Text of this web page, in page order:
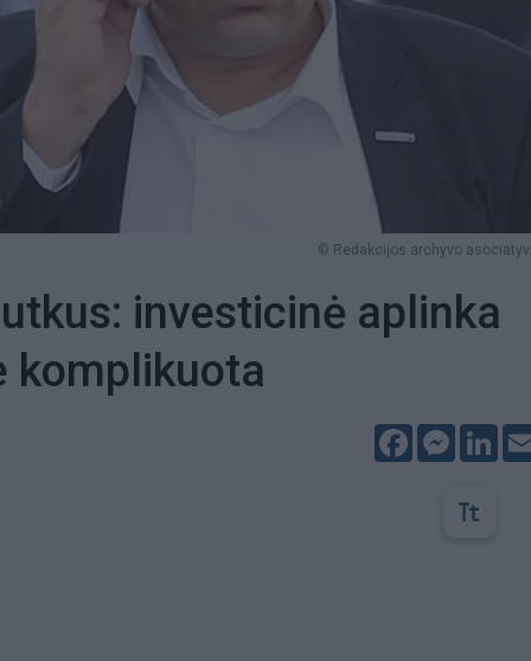
© Redakcijos archyvo
investicinė aplinka
komplikuota
Facebook